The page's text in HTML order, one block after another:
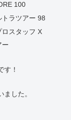
100
ラツアー 98
スタッフ X
す！
した。